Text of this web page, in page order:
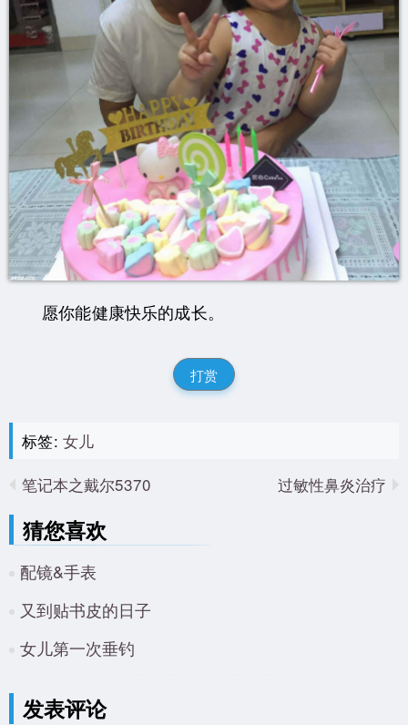
愿你能健康快乐的成长。
打赏
标签: 女儿
笔记本之戴尔5370
过敏性鼻炎治疗
猜您喜欢
配镜&手表
又到贴书皮的日子
女儿第一次垂钓
发表评论